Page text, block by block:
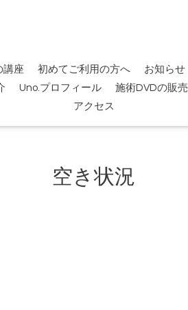
講座 初めてご利用の方へ お知らせ
Uno.プロフィール 施術DVDの販売
アクセス
空き状況